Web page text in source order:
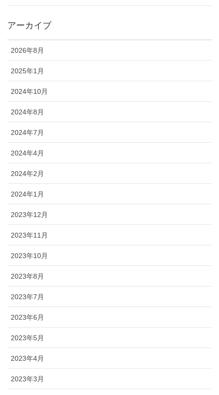
アーカイブ
2026年8月
2025年1月
2024年10月
2024年8月
2024年7月
2024年4月
2024年2月
2024年1月
2023年12月
2023年11月
2023年10月
2023年8月
2023年7月
2023年6月
2023年5月
2023年4月
2023年3月